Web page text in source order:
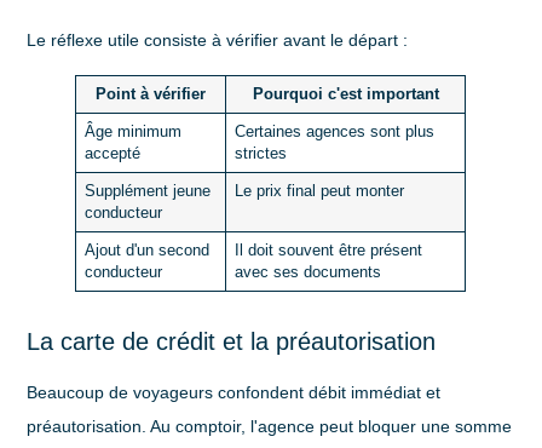
Le réflexe utile consiste à vérifier avant le départ :
Point à vérifier Pourquoi c'est important
Âge minimum
accepté
Certaines agences sont plus
strictes
Supplément jeune
conducteur
Le prix final peut monter
Ajout d'un second
conducteur
Il doit souvent être présent
avec ses documents
La carte de crédit et la préautorisation
Beaucoup de voyageurs confondent débit immédiat et
préautorisation. Au comptoir, l'agence peut bloquer une somme